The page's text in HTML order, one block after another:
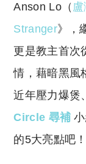
Anson Lo（
Stranger》，
更是教主首次
情，藉暗黑風
近年壓力爆煲
Circle 尋補
的5大亮點吧！